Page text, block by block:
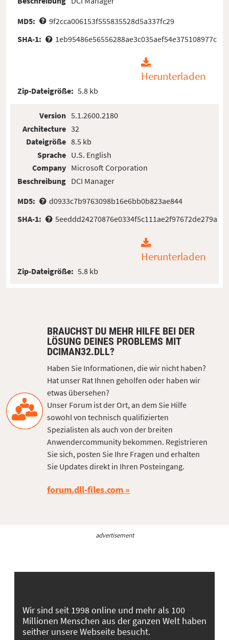
MD5:
9f2cca006153f555835528d5a337fc29
SHA-1:
1eb95486e56556288ae3c035aef54e375108977c
Herunterladen
Zip-Dateigröße: 5.8 kb
Version
Architecture
Dateigröße
Sprache
Company
Beschreibung
5.1.2600.2180
32
8.5 kb
U.S. English
Microsoft Corporation
DCI Manager
MD5:
d0933c7b9763098b16e6bb0b823ae844
SHA-1:
5eeddd24270876e0334f5c111ae2f97672de279a
Herunterladen
Zip-Dateigröße: 5.8 kb
BRAUCHST DU MEHR HILFE BEI DER
LÖSUNG DEINES PROBLEMS MIT
DCIMAN32.DLL?
Haben Sie Informationen, die wir nicht haben?
Hat unser Rat Ihnen geholfen oder haben wir
etwas übersehen?
Unser Forum ist der Ort, an dem Sie Hilfe
sowohl von technisch qualifizierten
Spezialisten als auch von der breiten
Anwendercommunity bekommen. Registrieren
Sie sich, posten Sie Ihre Fragen und erhalten
Sie Updates direkt in Ihren Posteingang.
forum.dll-files.com
advertisement
Wir sind seit 1998 online und mehr als 100
Millionen Menschen aus der ganzen Welt haben
seither unsere Webseite besucht.